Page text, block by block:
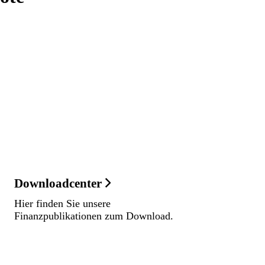
Downloadcenter
Hier finden Sie unsere
Finanzpublikationen zum Download.